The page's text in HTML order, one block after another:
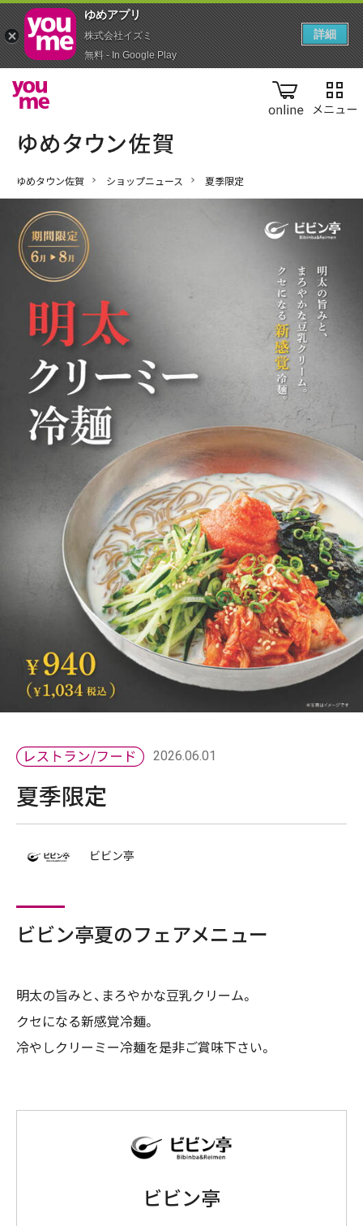
online
ゆめタウン佐賀 ショップニュース 夏季限定
2026.06.01
夏季限定
ビビン亭
ビビン亭夏のフェアメニュー
明太の旨みと、まろやかな豆乳クリーム。
クセになる新感覚冷麺。
冷やしクリーミー冷麺を是非ご賞味下さい。
ビビン亭
ゆめアプ‪リ‬
株式会社イズミ
無料 - In Google Play
詳細